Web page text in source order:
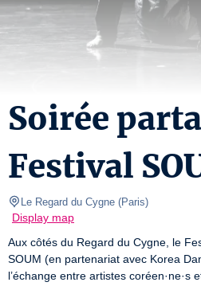
Soirée
Festival
Le Regard du Cygne (Paris)
Display map
Aux côtés du Regard du Cygne, le
SOUM (en partenariat avec Korea
l’échange entre artistes coréen·ne·s